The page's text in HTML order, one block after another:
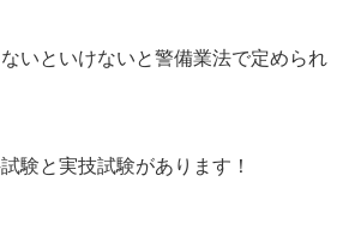
いといけないと警備業法で定められ
験と実技試験があります！